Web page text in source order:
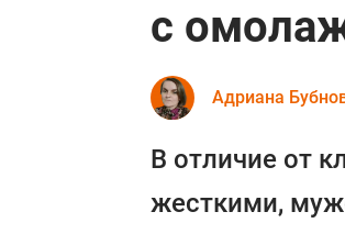
с
Адриана
В отличие от
жесткими,